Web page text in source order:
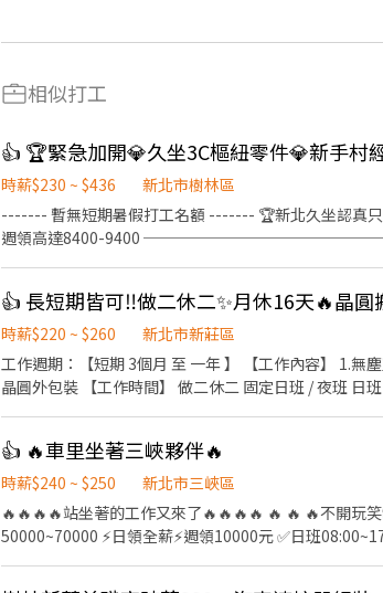
相似打工
時薪$230 ~ $436
新北市樹林區
------- 暫無短期暑假打工名額 ------- 🏆新北久坐認真
週領高達8400-9400 ───────────────────
❤️日班 08:00-17:00 時薪$230 【薪約$40480-$64743
─────────────────── 📲應徵方式： ✦高薪
速✚好友： https://lin.ee/o0sJSJk ☎️預約專線：0965-
時薪$220 ~ $260
新北市新莊區
工作週期：【短期 3個月 至 一年 】 【工作內容】 1.無
晶圓外包裝 【工作時間】 做二休二 固定日班 / 夜班 日班
路2號 📩 【火速卡位應徵流程】 ➊ 點擊填寫廠商制式履歷（1分鐘完成，快速安排送審）： 👉https://reurl.cc/R2p0LG 🔒 【隱
私防線】個資僅供廠商審核，敏感欄位（身分證/詳細
留下 ⌜姓名+電話 +應徵半導體大廠」💥
👍 🔥車里坐著三峽夥伴🔥
時薪$240 ~ $250
新北市三峽區
🔥🔥🔥🔥站坐著的工作又來了🔥🔥🔥🔥 🔥 🔥 🔥不開玩笑缺額超級少🔥 🔥 🔥 ✨時薪250/H✨
50000~70000 ⚡️日領全薪⚡️週領10000元 ✅日班